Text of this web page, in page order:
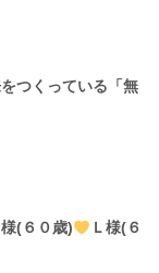
つくっている「無
(６０歳)
Ｌ様(６